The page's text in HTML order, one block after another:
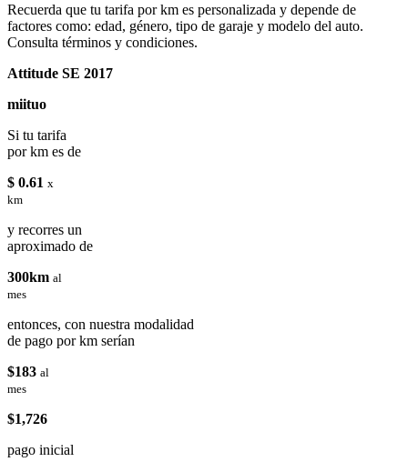
Recuerda que tu tarifa por km es personalizada y depende de
factores como: edad, género, tipo de garaje y modelo del auto.
Consulta términos y condiciones.
Attitude SE 2017
miituo
Si tu tarifa
por km es de
$ 0.61 x
km
y recorres un
aproximado de
300km al
mes
entonces, con nuestra modalidad
de pago por km serían
$183 al
mes
$1,726
pago inicial